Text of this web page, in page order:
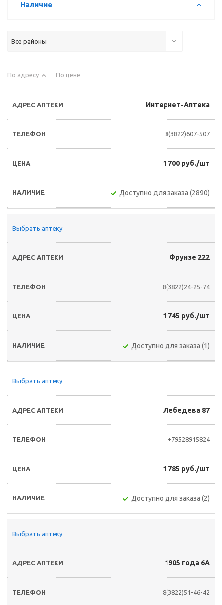
Наличие
Все районы
По адресу По цене
Интернет-Аптека
8(3822)607-507
1 700 руб./шт
Доступно для заказа (2890)
Выбрать аптеку
Фрунзе 222
8(3822)24-25-74
1 745 руб./шт
Доступно для заказа (1)
Выбрать аптеку
Лебедева 87
+79528915824
1 785 руб./шт
Доступно для заказа (2)
Выбрать аптеку
1905 года 6А
8(3822)51-46-42